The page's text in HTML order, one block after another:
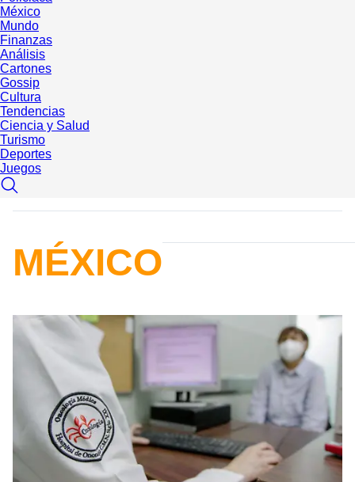
México
Mundo
Finanzas
Análisis
Cartones
Gossip
Cultura
Tendencias
Ciencia y Salud
Turismo
Deportes
Juegos
MÉXICO